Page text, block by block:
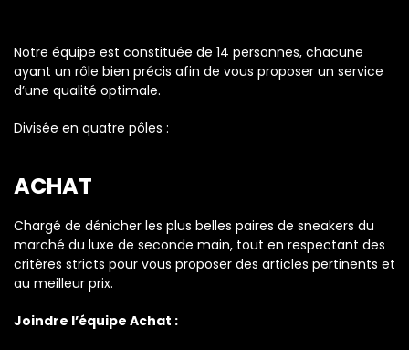
Notre équipe est constituée de 14 personnes, chacune
ayant un rôle bien précis afin de vous proposer un service
d’une qualité optimale.
Divisée en quatre pôles :
ACHAT
Chargé de dénicher les plus belles paires de sneakers du
marché du luxe de seconde main, tout en respectant des
critères stricts pour vous proposer des articles pertinents et
au meilleur prix.
Joindre l’équipe Achat :